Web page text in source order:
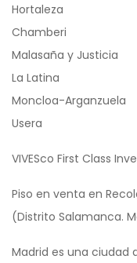
Hortaleza
Chamberi
Malasaña y Justicia
La Latina
Moncloa-Arganzuela
Usera
VIVESco First Class
Piso en venta en
(Distrito Salamanca.
Madrid es una ciudad